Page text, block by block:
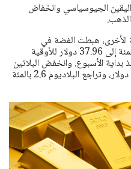
الجيوسياسي وانخفاض
الأخرى، هبطت الفضة في
المعاملات الفورية 0.1 بالمئة إلى 37.96 دولار للأوقية
بداية الأسبوع. وانخفض البلاتين
1.5 بالمئة إلى 1336.80 دولار، وتراجع البلاديوم 2.6 بالمئة